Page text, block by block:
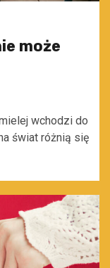
może
wchodzi do
świat różnią się